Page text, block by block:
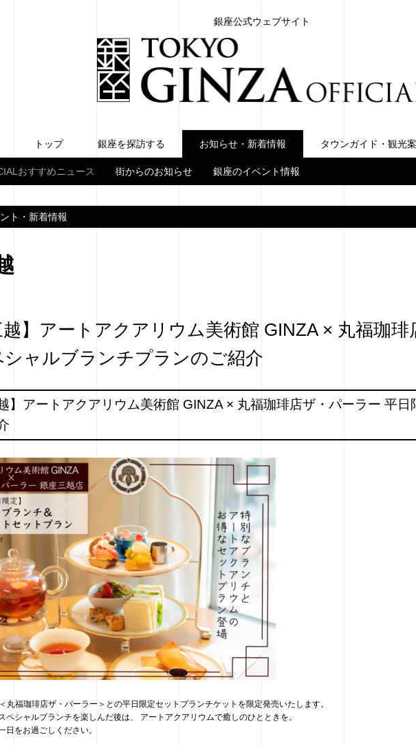
銀座公式ウェブサイト
トップ 銀座を探訪する お知らせ・新着情報
お知らせ・新着情報
おすすめニュース 街からのお知らせ 銀座のイベント情報
タウンガイド・観光
ト・新着情報
越】アートアクアリウム美術館 GINZA × 丸福珈
シャルブランチプランのご紹介
】アートアクアリウム美術館 GINZA × 丸福珈琲店ザ・パーラー 平
丸福珈琲店ザ・パーラー＞との平日限定セットプランチケットを限定発売いたします。
ペシャルブランチを楽しんだ後は、 アートアクアリウムで癒しのひとときを。
日をお過ごしください。